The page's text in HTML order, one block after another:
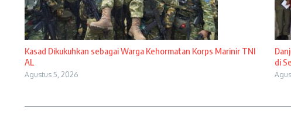
Kasad Dikukuhkan sebagai Warga Kehormatan Korps Marinir TNI
AL
Agustus 5, 2026
di